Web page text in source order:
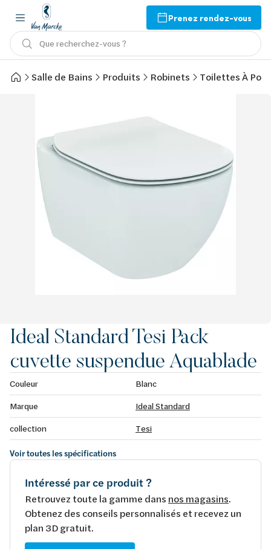
Prenez rendez-vous
Que recherchez-vous ?
Salle de Bains Produits Robinets Toilettes À
Ideal Standard Tesi Pack
cuvette suspendue Aquablade
Couleur
Blanc
Marque
Ideal Standard
collection
Tesi
Voir toutes les spécifications
Intéressé par ce produit ?
Retrouvez toute la gamme dans nos magasins.
Obtenez des conseils personnalisés et recevez un
plan 3D gratuit.